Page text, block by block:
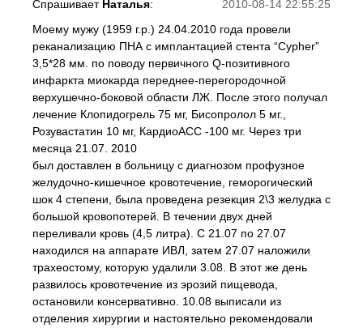
2010-08-14 22:55:25
Спрашивает Наталья:
Моему мужу (1959 г.р.) 24.04.2010 года провели
реканализацию ПНА с имплантацией стента “Cypher”
3,5*28 мм. по поводу первичного Q-позитивного
инфаркта миокарда переднее-перегородочной
верхушечно-боковой области ЛЖ. После этого получал
лечение Клопидогрель 75 мг, Бисопролол 5 мг.,
Розувастатин 10 мг, КардиоАСС -100 мг. Через три
месяца 21.07. 2010
был доставлен в больницу с диагнозом профузное
желудочно-кишечное кровотечение, геморогический
шок 4 степени, была проведена резекция 2\3 желудка с
большой кровопотерей. В течении двух дней
переливали кровь (4,5 литра). С 21.07 по 27.07
находился на аппарате ИВЛ, затем 27.07 наложили
трахеостому, которую удалили 3.08. В этот же день
развилось кровотечение из эрозий пищевода,
остановили консервативно. 10.08 выписали из
отделения хирургии и настоятельно рекомендовали